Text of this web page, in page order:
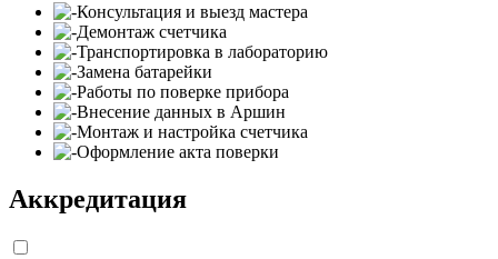
Консультация и выезд мастера
Демонтаж счетчика
Транспортировка в лабораторию
Замена батарейки
Работы по поверке прибора
Внесение данных в Аршин
Монтаж и настройка счетчика
Оформление акта поверки
Аккредитация